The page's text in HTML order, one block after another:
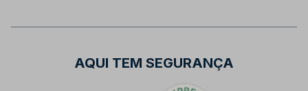
AQUI TEM SEGURANÇA